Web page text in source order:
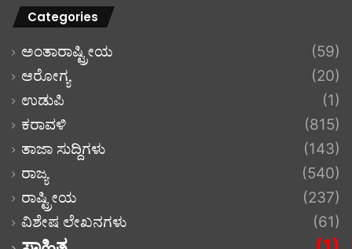
Categories
ಅಂತಾರಾಷ್ಟ್ರೀಯ
(59)
ಆರೋಗ್ಯ
(20)
ಉಡುಪಿ
(1)
ಕರಾವಳಿ
(815)
ತಾಜಾ ಸುದ್ದಿಗಳು
(143)
ರಾಜ್ಯ
(540)
ರಾಷ್ಟ್ರೀಯ
(237)
ವಿಶೇಷ ಲೇಖನಗಳು
(61)